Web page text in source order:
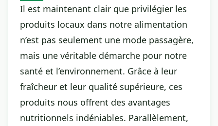
Il est maintenant clair que privilégier les
produits locaux dans notre alimentation
n’est pas seulement une mode passagère,
mais une véritable démarche pour notre
santé et l’environnement. Grâce à leur
fraîcheur et leur qualité supérieure, ces
produits nous offrent des avantages
nutritionnels indéniables. Parallèlement,